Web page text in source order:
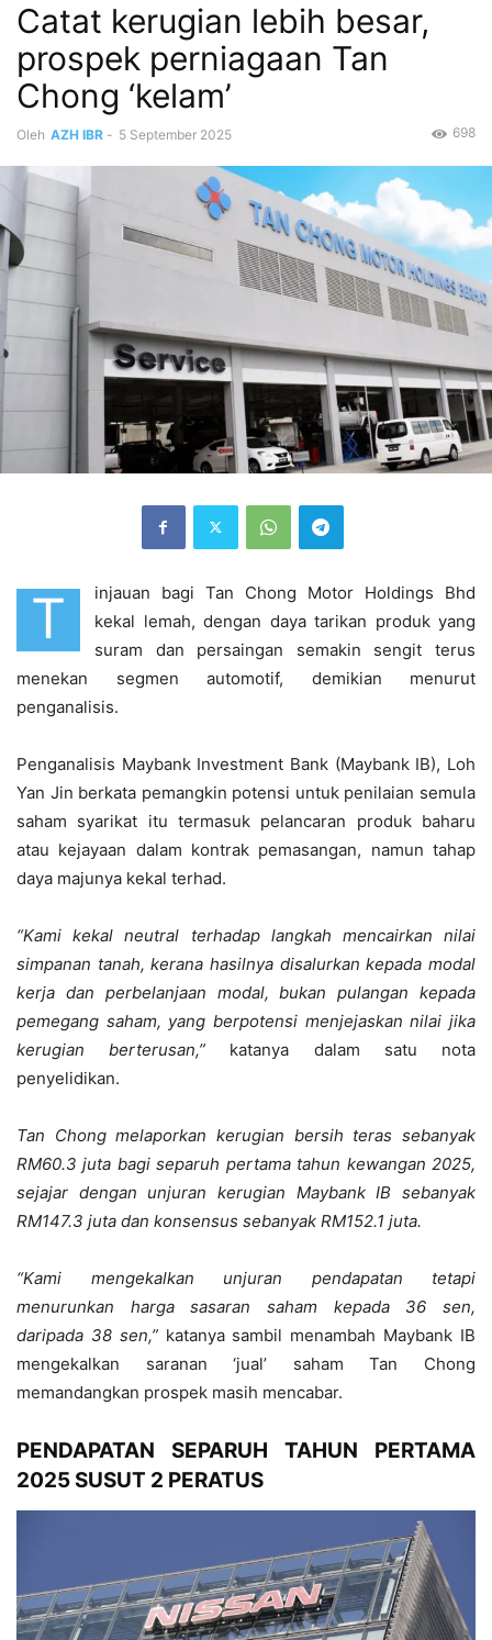
Catat kerugian lebih besar,
prospek perniagaan Tan
Chong ‘kelam’
Oleh AZH IBR - 5 September 2025 698
T
injauan bagi Tan Chong Motor Holdings Bhd
kekal lemah, dengan daya tarikan produk yang
suram dan persaingan semakin sengit terus
menekan segmen automotif, demikian menurut
penganalisis.
Penganalisis Maybank Investment Bank (Maybank IB), Loh
Yan Jin berkata pemangkin potensi untuk penilaian semula
saham syarikat itu termasuk pelancaran produk baharu
atau kejayaan dalam kontrak pemasangan, namun tahap
daya majunya kekal terhad.
“Kami kekal neutral terhadap langkah mencairkan nilai
simpanan tanah, kerana hasilnya disalurkan kepada modal
kerja dan perbelanjaan modal, bukan pulangan kepada
pemegang saham, yang berpotensi menjejaskan nilai jika
kerugian berterusan,” katanya dalam satu nota
penyelidikan.
Tan Chong melaporkan kerugian bersih teras sebanyak
RM60.3 juta bagi separuh pertama tahun kewangan 2025,
sejajar dengan unjuran kerugian Maybank IB sebanyak
RM147.3 juta dan konsensus sebanyak RM152.1 juta.
“Kami mengekalkan unjuran pendapatan tetapi
menurunkan harga sasaran saham kepada 36 sen,
daripada 38 sen,”katanya sambil menambah Maybank IB
mengekalkan saranan ‘jual’ saham Tan Chong
memandangkan prospek masih mencabar.
PENDAPATAN SEPARUH TAHUN PERTAMA
2025 SUSUT 2 PERATUS